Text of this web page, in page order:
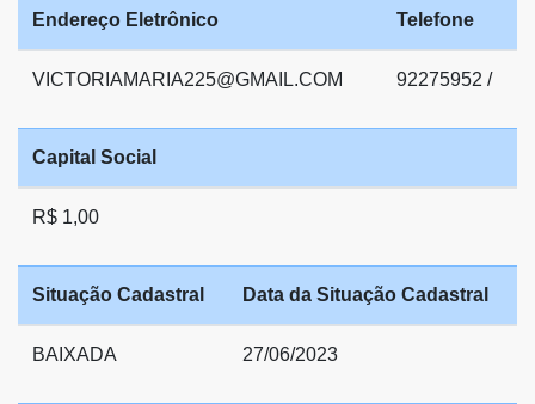
Endereço Eletrônico Telefone
VICTORIAMARIA225@GMAIL.COM 92275952 /
Capital Social
R$ 1,00
Situação Cadastral Data da Situação Cadastral
BAIXADA 27/06/2023